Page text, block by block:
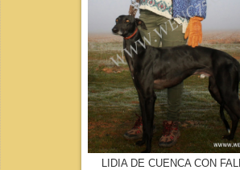
LIDIA DE CUENCA CON